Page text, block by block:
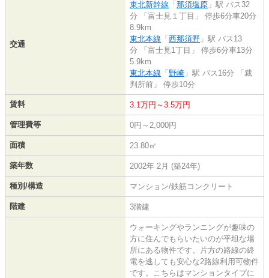
交通
東北新幹線 「 那須塩原 」駅 バス32
分 「富士見１丁目」 停歩6分車20分
8.9km
東北本線 「 西那須野 」駅 バス13
分 「富士見1丁目」 停歩6分車13分
5.9km
東北本線 「 野崎 」駅 バス16分 「裁
判所前」 停歩10分
賃料 3.1万円～3.5万円
管理費等 0円～2,000円
面積 23.80㎡
築年数 2002年 2月 (築24年)
種別/構造 マンション/鉄筋コンクリート
階建 3階建
ウォーキングやランニングが趣味の
方に住んでもらいたいのが平坦な場
所にある物件です。片方の路線の終
電を逃しても安心な2路線利用可物件
です。こちらはマンションタイプに